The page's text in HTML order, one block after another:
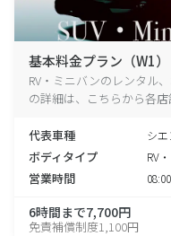
基本料金プラン（W1）
RV・ミニバンのレンタル
の詳細は、こちらから各店
代表車種 シ
ボディタイプ RV
営業時間
6時間まで7,700円
免責補償制度1,100円